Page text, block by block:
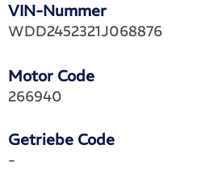
VIN-Nummer
WDD2452321J068876
Motor Code
Getriebe Code
266940
-